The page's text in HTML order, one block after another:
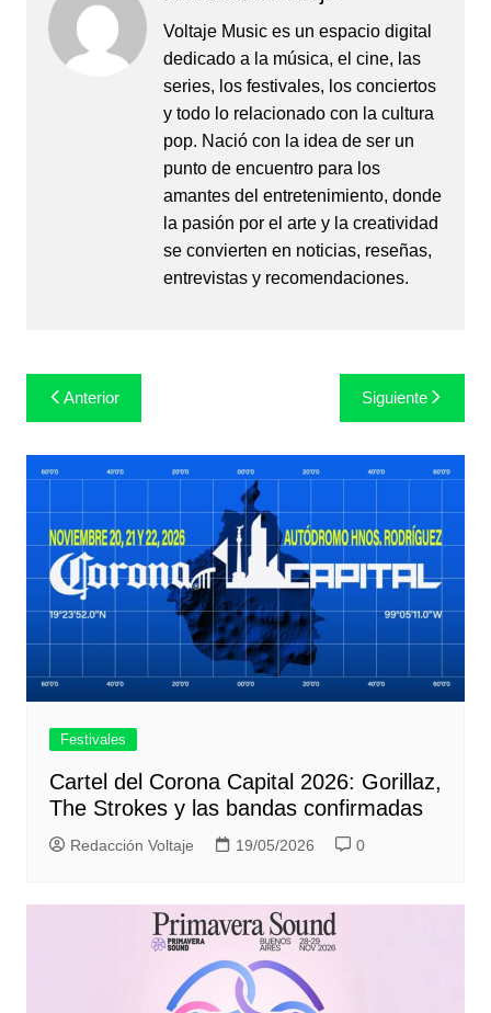
Voltaje Music es un espacio digital
dedicado a la música, el cine, las
series, los festivales, los conciertos
y todo lo relacionado con la cultura
pop. Nació con la idea de ser un
punto de encuentro para los
amantes del entretenimiento, donde
la pasión por el arte y la creatividad
se convierten en noticias, reseñas,
entrevistas y recomendaciones.
Navegación
de
entradas
Anterior Siguiente
Festivales
Cartel del Corona Capital 2026: Gorillaz,
The Strokes y las bandas confirmadas
Redacción Voltaje 19/05/2026 0